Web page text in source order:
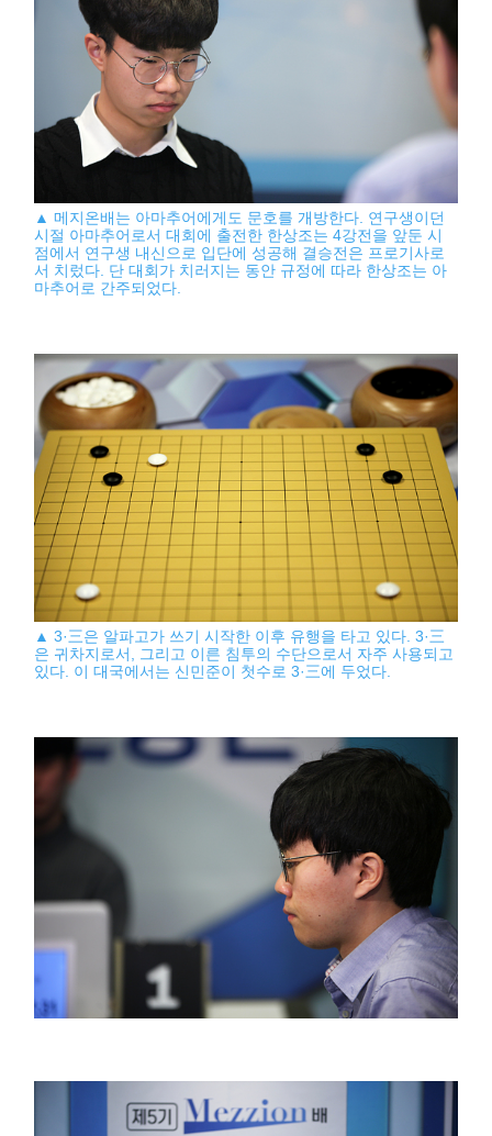
▲ 메지온배는 아마추어에게도 문호를 개방한다. 연구생이던
시절 아마추어로서 대회에 출전한 한상조는 4강전을 앞둔 시
점에서 연구생 내신으로 입단에 성공해 결승전은 프로기사로
서 치렀다. 단 대회가 치러지는 동안 규정에 따라 한상조는 아
마추어로 간주되었다.
▲ 3·三은 알파고가 쓰기 시작한 이후 유행을 타고 있다. 3·三
은 귀차지로서, 그리고 이른 침투의 수단으로서 자주 사용되고
있다. 이 대국에서는 신민준이 첫수로 3·三에 두었다.